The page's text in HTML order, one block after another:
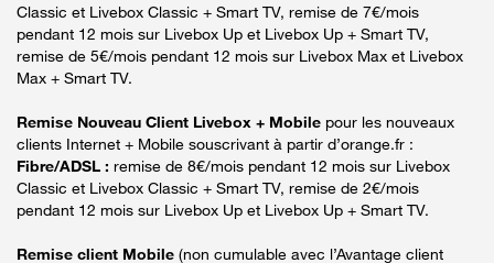
Classic et Livebox Classic + Smart TV, remise de 7€/mois
pendant 12 mois sur Livebox Up et Livebox Up + Smart TV,
remise de 5€/mois pendant 12 mois sur Livebox Max et Livebox
Max + Smart TV.
Remise Nouveau Client Livebox + Mobile pour les nouveaux
clients Internet + Mobile souscrivant à partir d’orange.fr :
Fibre/ADSL : remise de 8€/mois pendant 12 mois sur Livebox
Classic et Livebox Classic + Smart TV, remise de 2€/mois
pendant 12 mois sur Livebox Up et Livebox Up + Smart TV.
Remise client Mobile (non cumulable avec l’Avantage client